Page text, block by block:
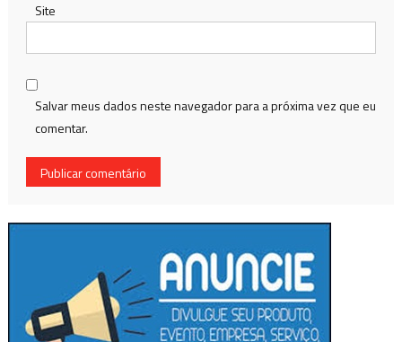
Site
Salvar meus dados neste navegador para a próxima vez que eu
comentar.